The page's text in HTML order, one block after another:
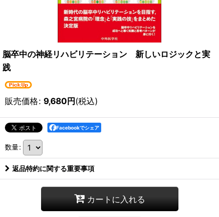
脳卒中の神経リハビリテーション 新しいロジックと実
践
販売価格: 9,680円(税込)
Facebookでシェア
数量:
返品特約に関する重要事項
カートに入れる